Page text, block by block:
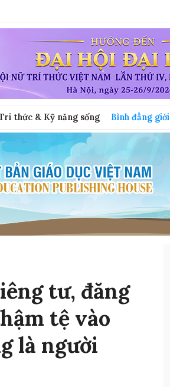
thức & Kỹ năng sống Bình đẳng giới
tư, đăng
tệ vào
là người